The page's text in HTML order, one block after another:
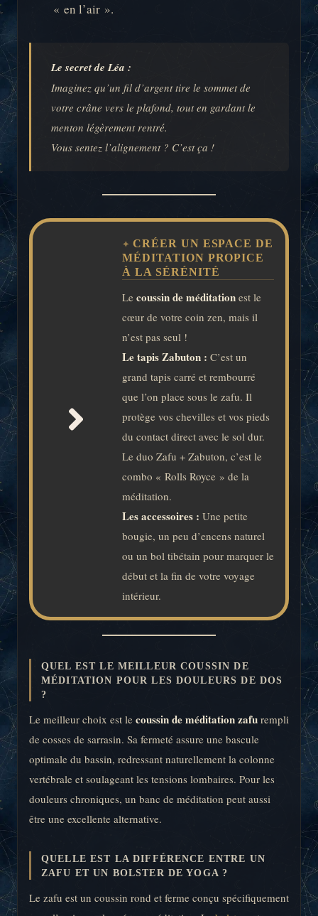
« en l’air ».
Le secret de Léa :
Imaginez qu’un fil d’argent tire le sommet de
votre crâne vers le plafond, tout en gardant le
menton légèrement rentré.
Vous sentez l’alignement ? C’est ça !
CRÉER UN ESPACE DE
MÉDITATION PROPICE
À LA SÉRÉNITÉ
Le coussin de méditation est le
cœur de votre coin zen, mais il
n’est pas seul !
Le tapis Zabuton : C’est un
grand tapis carré et rembourré
que l’on place sous le zafu. Il
protège vos chevilles et vos pieds
du contact direct avec le sol dur.
Le duo Zafu + Zabuton, c’est le
combo « Rolls Royce » de la
méditation.
Les accessoires : Une petite
bougie, un peu d’encens naturel
ou un bol tibétain pour marquer le
début et la fin de votre voyage
intérieur.
QUEL EST LE MEILLEUR COUSSIN DE
MÉDITATION POUR LES DOULEURS DE DOS
?
Le meilleur choix est le coussin de méditation zafu rempli
de cosses de sarrasin. Sa fermeté assure une bascule
optimale du bassin, redressant naturellement la colonne
vertébrale et soulageant les tensions lombaires. Pour les
douleurs chroniques, un banc de méditation peut aussi
être une excellente alternative.
QUELLE EST LA DIFFÉRENCE ENTRE UN
ZAFU ET UN BOLSTER DE YOGA ?
Le zafu est un coussin rond et ferme conçu spécifiquement